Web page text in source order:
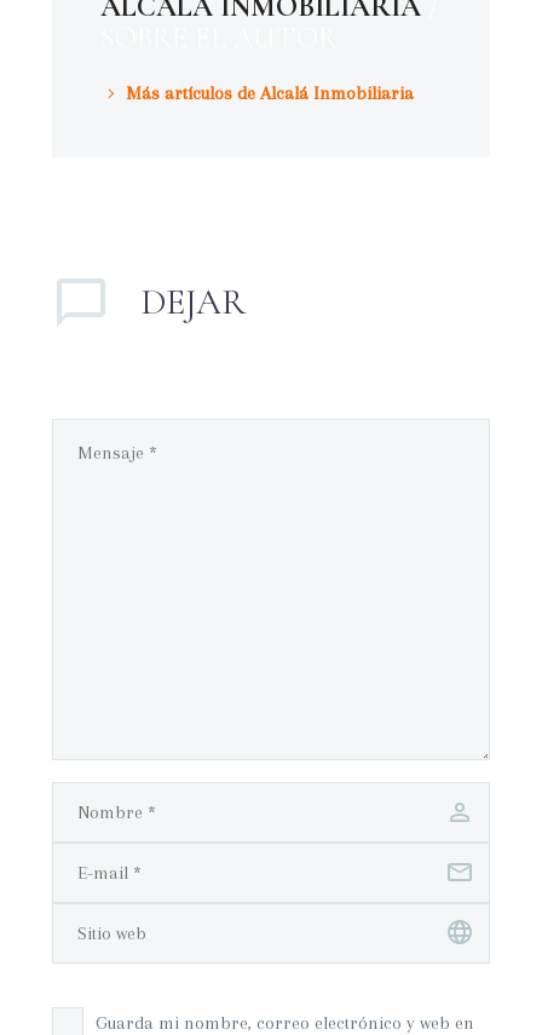
Más artículos de Alcalá Inmobiliaria
DEJAR
Guarda mi nombre, correo electrónico y web en